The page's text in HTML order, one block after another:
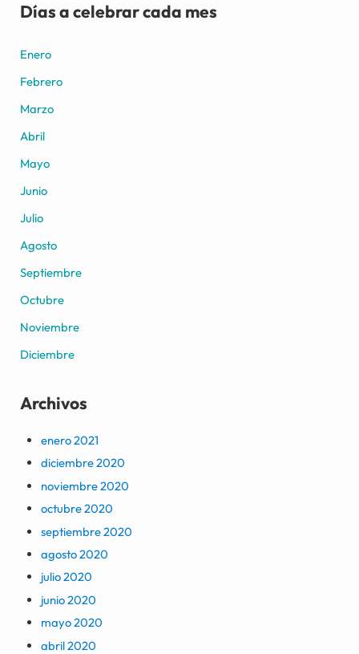
Días a celebrar cada mes
Enero
Febrero
Marzo
Abril
Mayo
Junio
Julio
Agosto
Septiembre
Octubre
Noviembre
Diciembre
Archivos
enero 2021
diciembre 2020
noviembre 2020
octubre 2020
septiembre 2020
agosto 2020
julio 2020
junio 2020
mayo 2020
abril 2020